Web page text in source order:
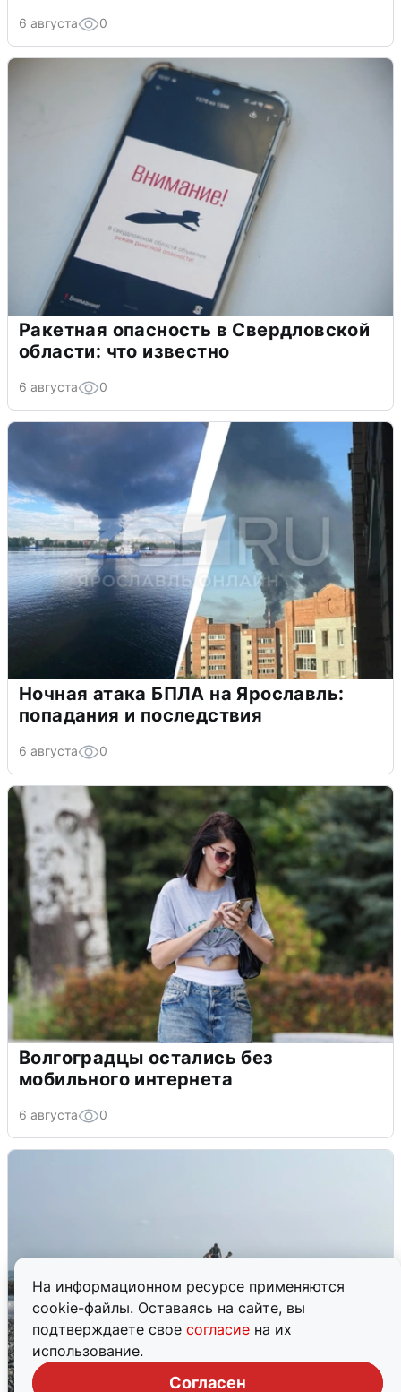
На информационном ресурсе применяются
cookie-файлы. Оставаясь на сайте, вы
подтверждаете свое согласие на их
использование.
Согласен
6 августа 0
Ракетная опасность в Свердловской
области: что известно
6 августа 0
Ночная атака БПЛА на Ярославль:
попадания и последствия
6 августа 0
Волгоградцы остались без
мобильного интернета
6 августа 0